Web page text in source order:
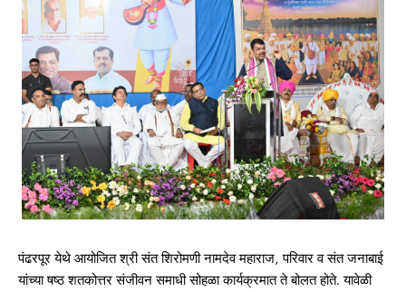
पंढरपूर येथे आयोजित श्री संत शिरोमणी नामदेव महाराज, परिवार व संत जनाबाई
यांच्या षष्ठ शतकोत्तर संजीवन समाधी सोहळा कार्यक्रमात ते बोलत होते. यावेळी